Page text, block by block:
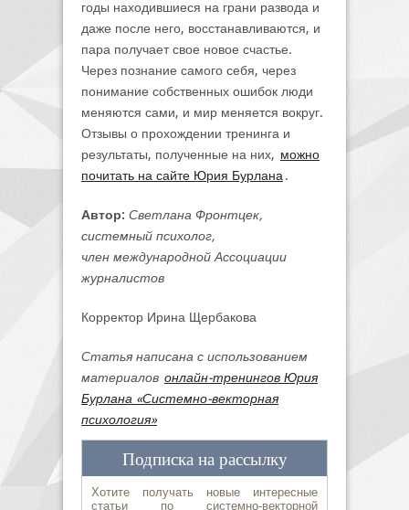
годы находившиеся на грани развода и
даже после него, восстанавливаются, и
пара получает свое новое счастье.
Через познание самого себя, через
понимание собственных ошибок люди
меняются сами, и мир меняется вокруг.
Отзывы о прохождении тренинга и
результаты, полученные на них, можно
почитать на сайте Юрия Бурлана .
Автор: Светлана Фронтцек,
системный психолог,
член международной Ассоциации
журналистов
Корректор Ирина Щербакова
Статья написана с использованием
материалов онлайн-тренингов Юрия
Бурлана «Системно-векторная
психология»